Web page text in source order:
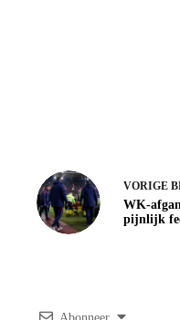
VORIGE
WK-
pijnlijk